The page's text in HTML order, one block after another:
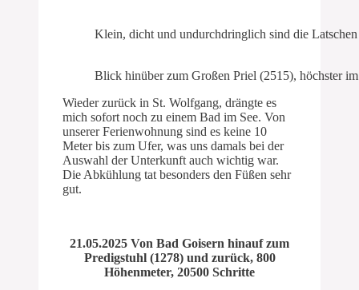
Klein, dicht und undurchdringlich sind die Latschen
Blick hinüber zum Großen Priel (2515), höchster
Wieder zurück in St. Wolfgang, drängte es
mich sofort noch zu einem Bad im See. Von
unserer Ferienwohnung sind es keine 10
Meter bis zum Ufer, was uns damals bei der
Auswahl der Unterkunft auch wichtig war.
Die Abkühlung tat besonders den Füßen sehr
gut.
21.05.2025 Von Bad Goisern hinauf zum
Predigstuhl (1278) und zurück, 800
Höhenmeter, 20500 Schritte